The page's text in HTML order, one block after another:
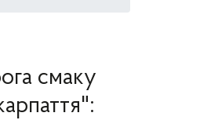
смаку